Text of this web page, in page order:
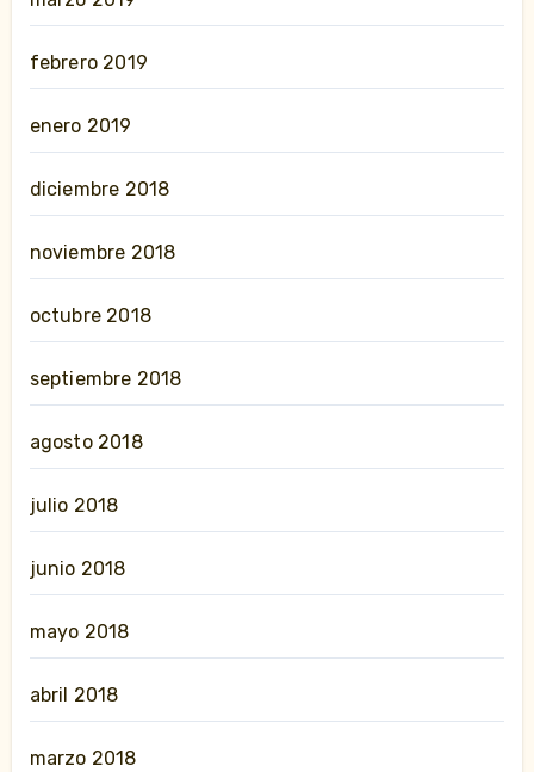
febrero 2019
enero 2019
diciembre 2018
noviembre 2018
octubre 2018
septiembre 2018
agosto 2018
julio 2018
junio 2018
mayo 2018
abril 2018
marzo 2018